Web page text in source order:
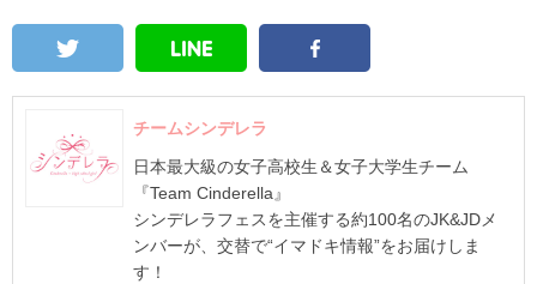
チームシンデレラ
日本最大級の女子高校生＆女子大学生チーム
『Team Cinderella』
シンデレラフェスを主催する約100名のJK&JDメ
ンバーが、交替で“イマドキ情報”をお届けしま
す！